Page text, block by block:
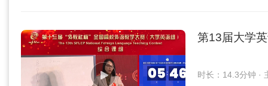
第13届大学
时长：14.3分钟 ·